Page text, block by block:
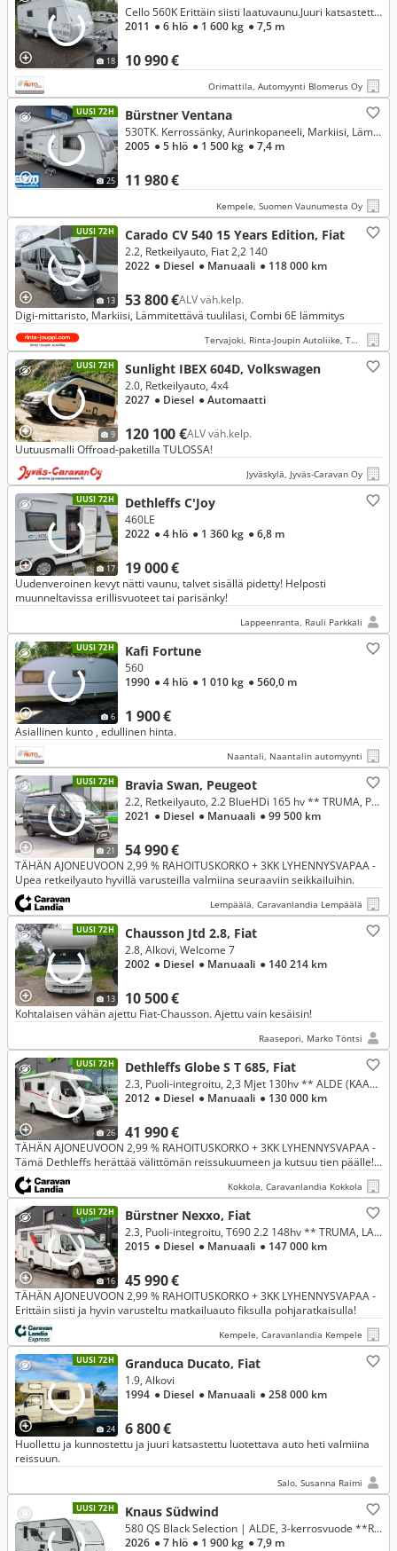
18 10 990 €
Cello 560K Erittäin siisti laatuvaunu.Juuri katsastettu ja tarkistettu
2011 ● 6 hlö ● 1 600 kg ● 7,5 m
Orimattila, Automyynti Blomerus Oy
UUSI 72H
25
Bürstner Ventana
11 980 €
530TK. Kerrossänky, Aurinkopaneeli, Markiisi, Lämmitys kaasu / sähkö ym. Huippusiisti perhevaunu!
2005 ● 5 hlö ● 1 500 kg ● 7,4 m
Kempele, Suomen Vaunumesta Oy
UUSI 72H
13
Carado CV 540 15 Years Edition, Fiat
53 800 €ALV väh.kelp.
2.2, Retkeilyauto, Fiat 2,2 140
2022 ● Diesel ● Manuaali ● 118 000 km
Digi-mittaristo, Markiisi, Lämmitettävä tuulilasi, Combi 6E lämmitys
Tervajoki, Rinta-Joupin Autoliike, Tervajoki
UUSI 72H
9
Sunlight IBEX 604D, Volkswagen
120 100 €ALV väh.kelp.
2.0, Retkeilyauto, 4x4
2027 ● Diesel ● Automaatti
Uutuusmalli Offroad-paketilla TULOSSA!
Jyväskylä, Jyväs-Caravan Oy
UUSI 72H
17
Dethleffs C'Joy
19 000 €
460LE
2022 ● 4 hlö ● 1 360 kg ● 6,8 m
Uudenveroinen kevyt nätti vaunu, talvet sisällä pidetty! Helposti
muunneltavissa erillisvuoteet tai parisänky!
Lappeenranta, Rauli Parkkali
UUSI 72H
6
Kafi Fortune
1 900 €
560
1990 ● 4 hlö ● 1 010 kg ● 560,0 m
Asiallinen kunto , edullinen hinta.
Naantali, Naantalin automyynti
UUSI 72H
21
Bravia Swan, Peugeot
54 990 €
2.2, Retkeilyauto, 2.2 BlueHDi 165 hv ** TRUMA, PARIVUODE, INVERTTERI **
2021 ● Diesel ● Manuaali ● 99 500 km
TÄHÄN AJONEUVOON 2,99 % RAHOITUSKORKO + 3KK LYHENNYSVAPAA -
Upea retkeilyauto hyvillä varusteilla valmiina seuraaviin seikkailuihin.
Lempäälä, Caravanlandia Lempäälä
UUSI 72H
13
Chausson Jtd 2.8, Fiat
10 500 €
2.8, Alkovi, Welcome 7
2002 ● Diesel ● Manuaali ● 140 214 km
Kohtalaisen vähän ajettu Fiat-Chausson. Ajettu vain kesäisin!
Raasepori, Marko Töntsi
UUSI 72H
26
Dethleffs Globe S T 685, Fiat
41 990 €
2.3, Puoli-integroitu, 2,3 Mjet 130hv ** ALDE (KAASU/SÄHKÖ), SAAREKEVUODE, AURINKOPANEELI **
2012 ● Diesel ● Manuaali ● 130 000 km
TÄHÄN AJONEUVOON 2,99 % RAHOITUSKORKO + 3KK LYHENNYSVAPAA -
Tämä Dethleffs herättää välittömän reissukuumeen ja kutsuu tien päälle!
Loistavat puitteet ja nautinnollista matkantekoa tarjoava matkakoti
Kokkola, Caravanlandia Kokkola
UUSI 72H
16
Bürstner Nexxo, Fiat
45 990 €
2.3, Puoli-integroitu, T690 2.2 148hv ** TRUMA, LATTIALÄMMITYS, ERILLISVUOTEET **
2015 ● Diesel ● Manuaali ● 147 000 km
TÄHÄN AJONEUVOON 2,99 % RAHOITUSKORKO + 3KK LYHENNYSVAPAA -
Erittäin siisti ja hyvin varusteltu matkailuauto fiksulla pohjaratkaisulla!
Kempele, Caravanlandia Kempele
UUSI 72H
24
Granduca Ducato, Fiat
6 800 €
1.9, Alkovi
1994 ● Diesel ● Manuaali ● 258 000 km
Huollettu ja kunnostettu ja juuri katsastettu luotettava auto heti valmiina
reissuun.
Salo, Susanna Raimi
UUSI 72H Knaus Südwind
580 QS Black Selection | ALDE, 3-kerrosvuode **RAHOITUSKORKO 0%**
2026 ● 7 hlö ● 1 900 kg ● 7,9 m